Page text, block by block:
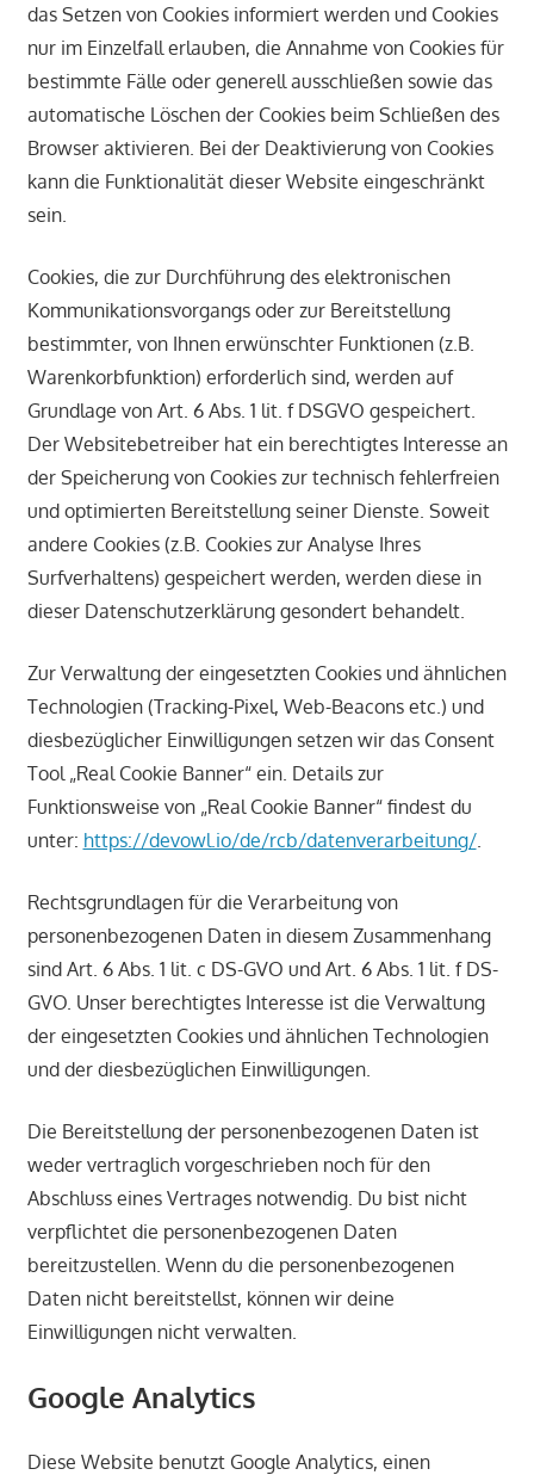
das Setzen von Cookies informiert werden und Cookies
nur im Einzelfall erlauben, die Annahme von Cookies für
bestimmte Fälle oder generell ausschließen sowie das
automatische Löschen der Cookies beim Schließen des
Browser aktivieren. Bei der Deaktivierung von Cookies
kann die Funktionalität dieser Website eingeschränkt
sein.
Cookies, die zur Durchführung des elektronischen
Kommunikationsvorgangs oder zur Bereitstellung
bestimmter, von Ihnen erwünschter Funktionen (z.B.
Warenkorbfunktion) erforderlich sind, werden auf
Grundlage von Art. 6 Abs. 1 lit. f DSGVO gespeichert.
Der Websitebetreiber hat ein berechtigtes Interesse an
der Speicherung von Cookies zur technisch fehlerfreien
und optimierten Bereitstellung seiner Dienste. Soweit
andere Cookies (z.B. Cookies zur Analyse Ihres
Surfverhaltens) gespeichert werden, werden diese in
dieser Datenschutzerklärung gesondert behandelt.
Zur Verwaltung der eingesetzten Cookies und ähnlichen
Technologien (Tracking-Pixel, Web-Beacons etc.) und
diesbezüglicher Einwilligungen setzen wir das Consent
Tool „Real Cookie Banner“ ein. Details zur
Funktionsweise von „Real Cookie Banner“ findest du
unter: https://devowl.io/de/rcb/datenverarbeitung/.
Rechtsgrundlagen für die Verarbeitung von
personenbezogenen Daten in diesem Zusammenhang
sind Art. 6 Abs. 1 lit. c DS-GVO und Art. 6 Abs. 1 lit. f DS-
GVO. Unser berechtigtes Interesse ist die Verwaltung
der eingesetzten Cookies und ähnlichen Technologien
und der diesbezüglichen Einwilligungen.
Die Bereitstellung der personenbezogenen Daten ist
weder vertraglich vorgeschrieben noch für den
Abschluss eines Vertrages notwendig. Du bist nicht
verpflichtet die personenbezogenen Daten
bereitzustellen. Wenn du die personenbezogenen
Daten nicht bereitstellst, können wir deine
Einwilligungen nicht verwalten.
Google Analytics
Diese Website benutzt Google Analytics, einen